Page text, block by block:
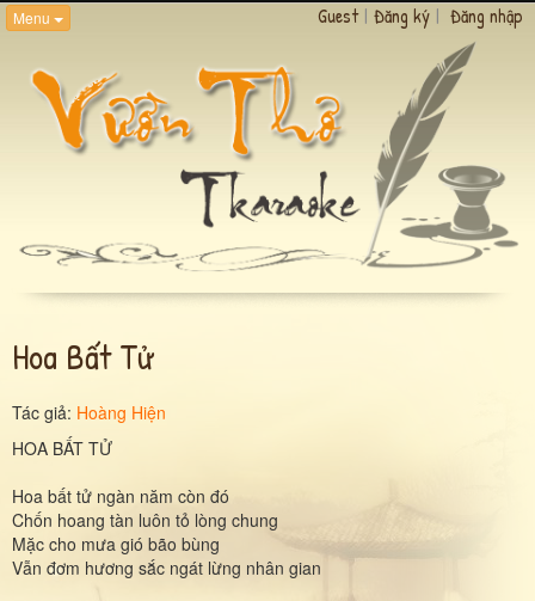
Menu Guest | Đăng ký | Đăng nhập
Hoa Bất Tử
Tác giả: Hoàng Hiện
HOA BẤT TỬ
Hoa bất tử ngàn năm còn đó
Chốn hoang tàn luôn tỏ lòng chung
Mặc cho mưa gió bão bùng
Vẫn đơm hương sắc ngát lừng nhân gian